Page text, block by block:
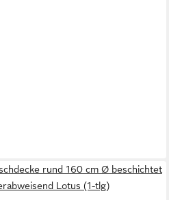
rund 160 cm Ø beschichtet
Lotus (1-tlg)